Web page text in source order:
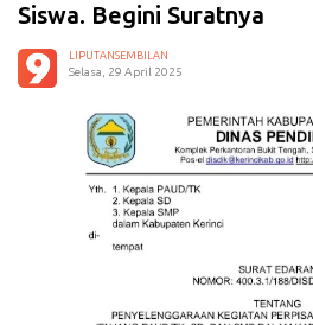
Siswa. Begini Suratnya
LIPUTANSEMBILAN
Selasa, 29 April 2025